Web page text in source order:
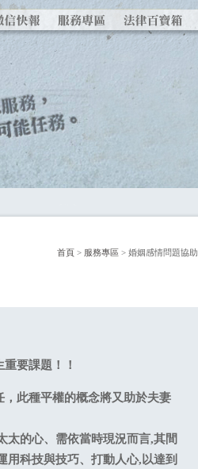
首頁 > 服務專區 > 婚姻感情問題協助
要課題！！
此種平權的概念將又助於夫妻
太的心、需依當時現況而言,其間
用科技與技巧、打動人心,以達到